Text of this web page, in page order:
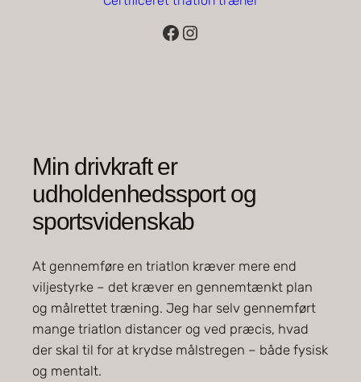
Facebook
Instagram
Min drivkraft er
udholdenhedssport og
sportsvidenskab
At gennemføre en triatlon kræver mere end
viljestyrke – det kræver en gennemtænkt plan
og målrettet træning. Jeg har selv gennemført
mange triatlon distancer og ved præcis, hvad
der skal til for at krydse målstregen – både fysisk
og mentalt.